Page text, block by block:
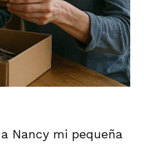
Nancy mi pequeña